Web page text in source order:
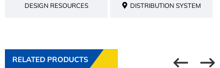
DESIGN RESOURCES DISTRIBUTION SYSTEM
RELATED PRODUCTS